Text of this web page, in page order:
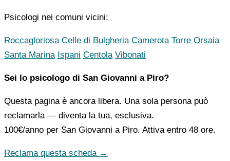
Psicologi nei comuni vicini:
Roccagloriosa Celle di Bulgheria Camerota Torre Orsaia
Santa Marina Ispani Centola Vibonati
Sei lo psicologo di San Giovanni a Piro?
Questa pagina è ancora libera. Una sola persona può
reclamarla — diventa la tua, esclusiva.
100€/anno per San Giovanni a Piro. Attiva entro 48 ore.
Reclama questa scheda →